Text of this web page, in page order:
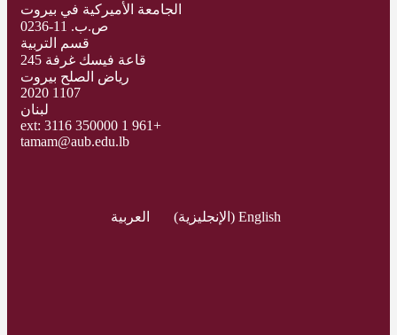
الجامعة الأميركية في بيروت
ص.ب. 11-0236
قسم التربية
قاعة فيسك غرفة 245
رياض الصلح بيروت
1107 2020
لبنان
+961 1 350000 ext: 3116
tamam@aub.edu.lb
English
( الإنجليزية) العربية